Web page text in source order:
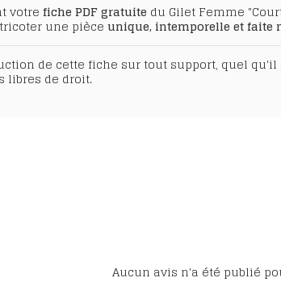
votrefiche PDF gratuite du Gilet Femme
une pièceunique, intemporelle et faite
de cette fiche sur tout support, quel
libres de droit.
Aucun avis n'a été publié